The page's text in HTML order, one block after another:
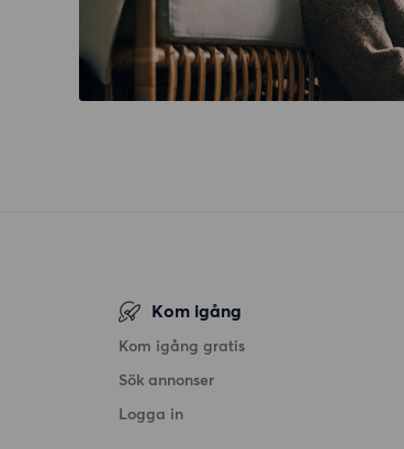
Kom igång
Kom igång gratis
Sök annonser
Logga in